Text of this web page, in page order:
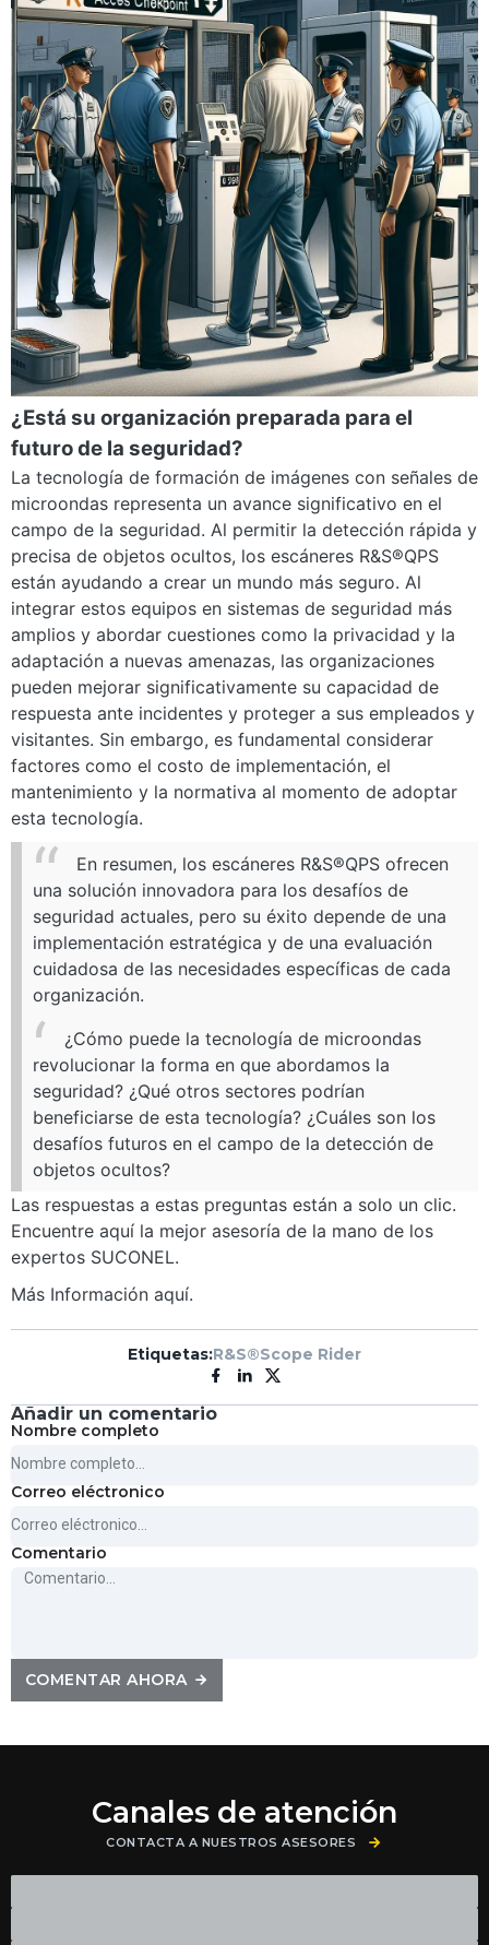
¿Está su organización preparada para el
futuro de la seguridad?
La tecnología de formación de imágenes con señales de
microondas representa un avance significativo en el
campo de la seguridad. Al permitir la detección rápida y
precisa de objetos ocultos, los escáneres R&S®QPS
están ayudando a crear un mundo más seguro. Al
integrar estos equipos en sistemas de seguridad más
amplios y abordar cuestiones como la privacidad y la
adaptación a nuevas amenazas, las organizaciones
pueden mejorar significativamente su capacidad de
respuesta ante incidentes y proteger a sus empleados y
visitantes. Sin embargo, es fundamental considerar
factores como el costo de implementación, el
mantenimiento y la normativa al momento de adoptar
esta tecnología.
En resumen, los escáneres R&S®QPS ofrecen
una solución innovadora para los desafíos de
seguridad actuales, pero su éxito depende de una
implementación estratégica y de una evaluación
cuidadosa de las necesidades específicas de cada
organización.
¿Cómo puede la tecnología de microondas
revolucionar la forma en que abordamos la
seguridad? ¿Qué otros sectores podrían
beneficiarse de esta tecnología? ¿Cuáles son los
desafíos futuros en el campo de la detección de
objetos ocultos?
Las respuestas a estas preguntas están a solo un clic.
Encuentre aquí la mejor asesoría de la mano de los
expertos SUCONEL.
Más Información aquí.
Etiquetas:R&S®Scope Rider
Añadir un comentario
Nombre completo
Correo eléctronico
Comentario
COMENTAR AHORA
Canales de atención
CONTACTA A NUESTROS ASESORES